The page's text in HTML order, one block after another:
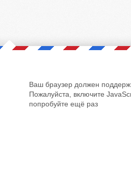
Ваш браузер должен
Пожалуйста, включите
попробуйте ещё раз